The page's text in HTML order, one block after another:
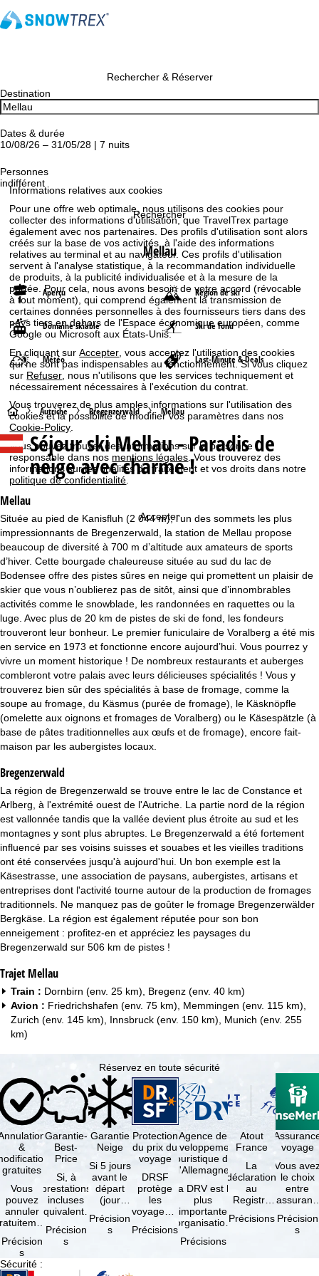
Informations relatives aux cookies
Pour une offre web optimale, nous utilisons des cookies pour
collecter des informations d'utilisation, que TravelTrex partage
également avec nos partenaires. Des profils d'utilisation sont alors
créés sur la base de vos activités, à l'aide des informations
relatives au terminal et au navigateur. Ces profils d'utilisation
servent à l'analyse statistique, à la recommandation individuelle
de produits, à la publicité individualisée et à la mesure de la
portée. Pour cela, nous avons besoin de votre accord (révocable
à tout moment), qui comprend également la transmission de
certaines données personnelles à des fournisseurs tiers dans des
pays tiers en dehors de l'Espace économique européen, comme
Google ou Microsoft aux États-Unis.
En cliquant surAccepter, vous acceptez l'utilisation des cookies
qui ne sont pas indispensables au fonctionnement. Si vous cliquez
sur Refuser, nous n'utilisons que les services techniquement et
nécessairement nécessaires à l'exécution du contrat.
Vous trouverez de plus amples informations sur l'utilisation des
cookies et la possibilité de modifier vos paramètres dans nos
Cookie-Policy
Vous pouvez trouver des informations sur la personne
responsable dans nos mentions légales. Vous trouverez des
informations sur les finalités du traitement et vos droits dans notre
politique de confidentialité
Accepter
Rechercher & Réserver
Destination
Dates & durée
10/08/26 – 31/05/28 | 7 nuits
Personnes
indifférent
Rechercher
Mellau
Aperçu Région de ski
Domaine skiable Ski de fond
Météo Last-Minute & Deals
P
a
g
e
c
c
u
e
i
Autriche Bregenzerwald Mellau
Séjour skiMellau - Paradis de
neige avec charme !
Mellau
Située au pied de Kanisfluh (2 044 m), l’un des sommets les plus
impressionnants de Bregenzerwald, la station de Mellau propose
beaucoup de diversité à 700 m d’altitude aux amateurs de sports
d’hiver. Cette bourgade chaleureuse située au sud du lac de
Bodensee offre des pistes sûres en neige qui promettent un plaisir de
skier que vous n’oublierez pas de sitôt, ainsi que d’innombrables
activités comme le snowblade, les randonnées en raquettes ou la
luge. Avec plus de 20 km de pistes de ski de fond, les fondeurs
trouveront leur bonheur. Le premier funiculaire de Voralberg a été mis
en service en 1973 et fonctionne encore aujourd’hui. Vous pourrez y
vivre un moment historique ! De nombreux restaurants et auberges
combleront votre palais avec leurs délicieuses spécialités ! Vous y
trouverez bien sûr des spécialités à base de fromage, comme la
soupe au fromage, du Käsmus (purée de fromage), le Käsknöpfle
(omelette aux oignons et fromages de Voralberg) ou le Käsespätzle (à
base de pâtes traditionnelles aux œufs et de fromage), encore fait-
maison par les aubergistes locaux.
Bregenzerwald
La région de Bregenzerwald se trouve entre le lac de Constance et
Arlberg, à l'extrémité ouest de l'Autriche. La partie nord de la région
est vallonnée tandis que la vallée devient plus étroite au sud et les
montagnes y sont plus abruptes. Le Bregenzerwald a été fortement
influencé par ses voisins suisses et souabes et les vieilles traditions
ont été conservées jusqu'à aujourd'hui. Un bon exemple est la
Käsestrasse, une association de paysans, aubergistes, artisans et
entreprises dont l'activité tourne autour de la production de fromages
traditionnels. Ne manquez pas de goûter le fromage Bregenzerwälder
Bergkäse. La région est également réputée pour son bon
enneigement : profitez-en et appréciez les paysages du
Bregenzerwald sur 506 km de pistes !
Trajet Mellau
Train : Dornbirn (env. 25 km), Bregenz (env. 40 km)
Avion : Friedrichshafen (env. 75 km), Memmingen (env. 115 km),
Zurich (env. 145 km), Innsbruck (env. 150 km), Munich (env. 255
km)
Réservez en toute sécurité
&
gratuites
Vous
pouvez
annuler
suivant
la
Précision
s
Garantie-
Best-
Price
Si, à
prestations
incluses
équivalentes
réserve de
disponibilités,
Précision
s
Garantie
Neige
Si 5 jours
avant le
départ
(jour
d'arrivée),
tous les
domaines
Précision
s
Protection
du prix du
voyage
DRSF
protège
les
voyageurs
réservent
Précisions
Agence de
développement
touristique de
l'Allemagne
La DRV est la
plus
importante
organisation
professionnels
Précisions
Atout
France
La
déclaration
au
Registre
Opérateurs
Précisions
voyage
Vous
le choix
entre
et
Précision
s
Sécurité :